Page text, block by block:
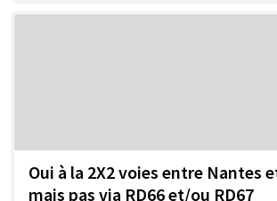
Oui à la 2X2 voies entre Nantes
mais pas via RD66 et/ou RD67